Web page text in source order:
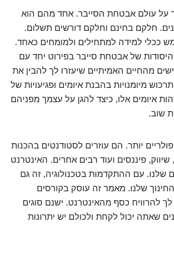
על עולם אבטחת הסייבר. אחד מהם הוא
חלקם בחינם וחלקם דורשים תשלום.
ככלי למידה למתחילים ולמומחים כאחד.
של אבטחת סייבר בפירוט יחד עם
מהחיים האמיתיים שיעזרו לך להבין את
מיומנויות בהבנת איומים ופגיעויות של
איומים אלו, כיצד להגן על עצמך מפניהם
שוב.
יותר. הם עוזרים לסטודנטים בהכנות
לעבודות שונות, כגון IT, שיווק, פיננסים ועוד רבים אחרים. האינטרנט
שלנו. עם ההתקדמות בטכנולוגיה, זה גם
שלנו. מאמר זה עוסק בקורסים
לך להרוויח כסף מהאינטרנט. ישנם סוגים
שאתה יכול לקחת ולכולם יש יתרונות